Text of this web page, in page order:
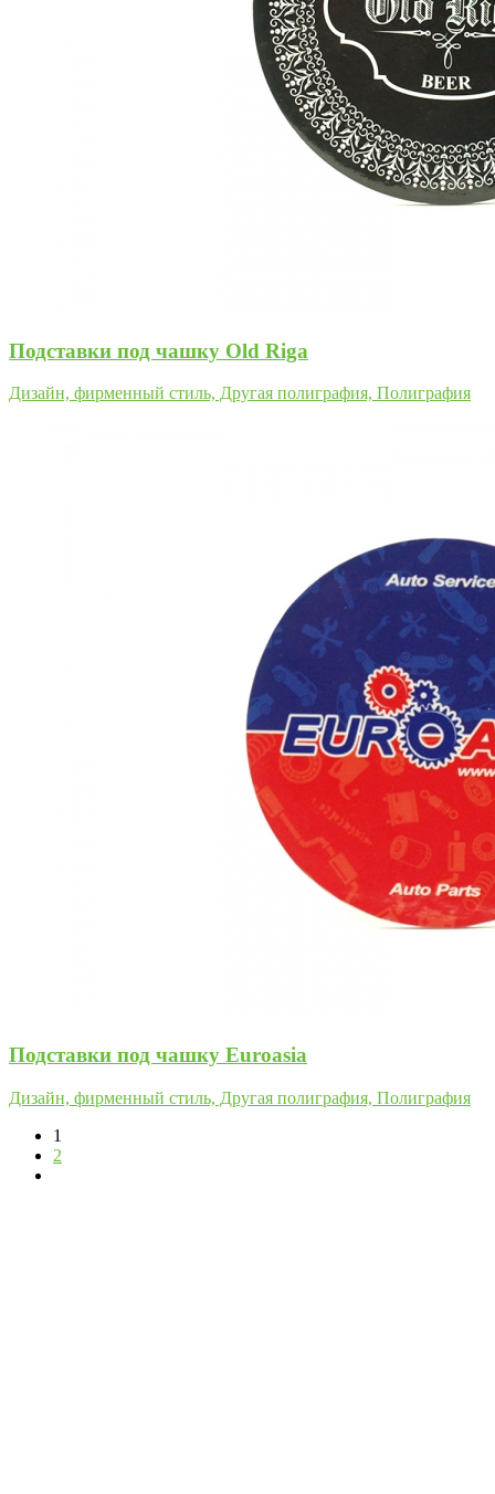
Подставки под чашку Old Riga
Дизайн, фирменный стиль, Другая полиграфия, Полиграфия
Подставки под чашку Euroasia
Дизайн, фирменный стиль, Другая полиграфия, Полиграфия
1
2